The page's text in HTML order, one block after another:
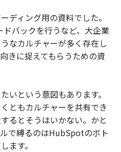
ディング用の資料でした。
バックを行うなど、大企業
なカルチャーが多く存在し
きに捉えてもらうための資
いという意図もあります。
ともカルチャーを共有でき
るとそうはいかない。かと
で縛るのはHubSpotのボト
ます。